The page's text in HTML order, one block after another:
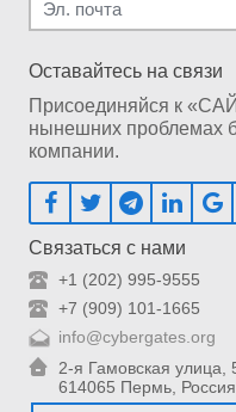
Оставайтесь на связи
Присоединяйся к
нынешних проблемах
компании.
Связаться с нами
+1 (202) 995-9555
+7 (909) 101-1665
info@cybergates.org
2-я Гамовская улица,
614065 Пермь, Россия